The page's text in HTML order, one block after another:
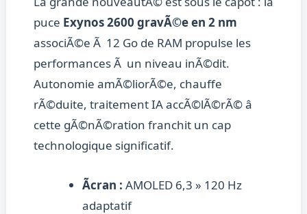
puce Exynos 2600 gravÃ©e en 2 nm
associÃ©e Ã 12 Go de RAM propulse les
performances Ã un niveau inÃ©dit.
Autonomie amÃ©liorÃ©e, chauffe
rÃ©duite, traitement IA accÃ©lÃ©rÃ© â
cette gÃ©nÃ©ration franchit un cap
technologique significatif.
Ãcran : AMOLED 6,3 » 120 Hz
adaptatif